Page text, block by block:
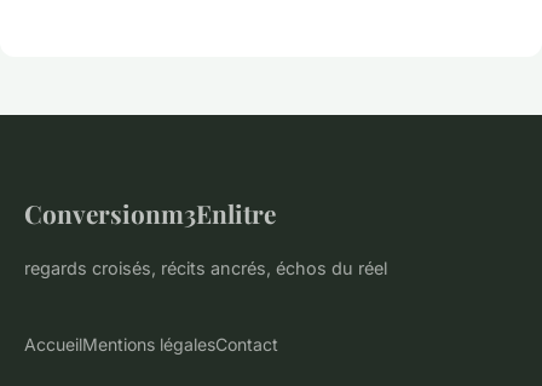
Conversionm3Enlitre
regards croisés, récits ancrés, échos du réel
AccueilMentions légalesContact